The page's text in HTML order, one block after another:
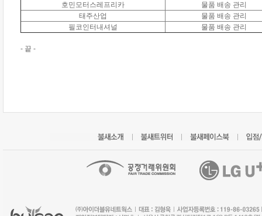
호민모터스레프리카
물품 배송 관리
태주산업
물품 배송 관리
필코인터내셔널
물품 배송 관리
- 끝 -